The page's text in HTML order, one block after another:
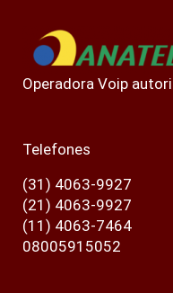
Operadora Voip
Telefones
(31) 4063-9927
(21) 4063-9927
(11) 4063-7464
08005915052